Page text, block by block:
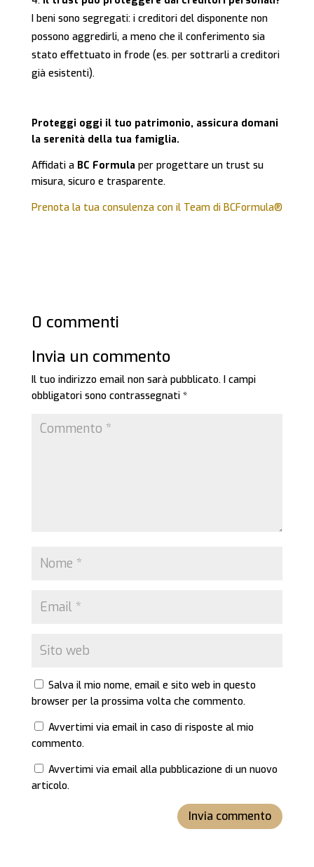
I beni sono segregati: i creditori del disponente non
possono aggredirli, a meno che il conferimento sia
stato effettuato in frode (es. per sottrarli a creditori
già esistenti).
Proteggi oggi il tuo patrimonio, assicura domani
la serenità della tua famiglia.
Affidati a BC Formula per progettare un trust su
misura, sicuro e trasparente.
Prenota la tua consulenza con il Team di BCFormula®
0 commenti
Invia un commento
Il tuo indirizzo email non sarà pubblicato. I campi
obbligatori sono contrassegnati *
Salva il mio nome, email e sito web in questo
browser per la prossima volta che commento.
Avvertimi via email in caso di risposte al mio
commento.
Avvertimi via email alla pubblicazione di un nuovo
articolo.
Invia commento